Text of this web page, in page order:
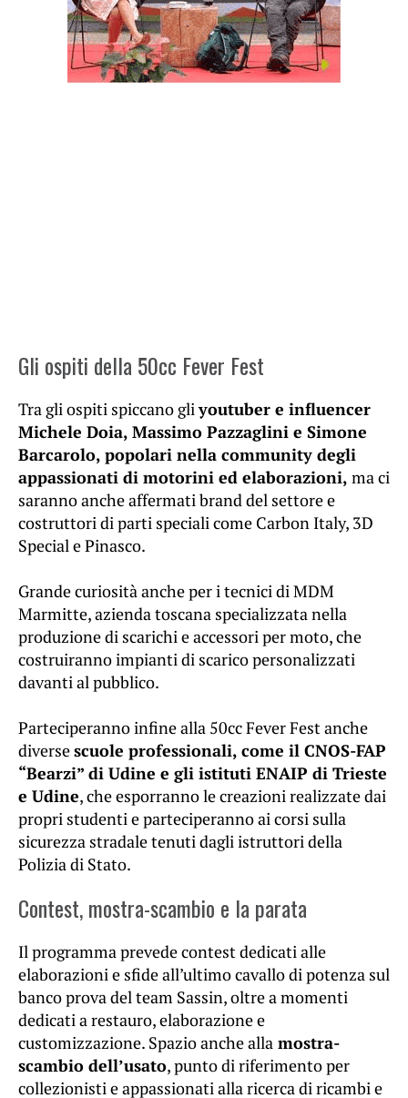
Gli ospiti della 50cc Fever Fest
Tra gli ospiti spiccano gliyoutuber e influencer
Michele Doia, Massimo Pazzaglini e Simone
Barcarolo, popolari nella community degli
appassionati di motorini ed elaborazioni, ma ci
saranno anche affermati brand del settore e
costruttori di parti speciali come Carbon Italy, 3D
Special e Pinasco.
Grande curiosità anche per i tecnici di MDM
Marmitte, azienda toscana specializzata nella
produzione di scarichi e accessori per moto, che
costruiranno impianti di scarico personalizzati
davanti al pubblico.
Parteciperanno infine alla 50cc Fever Fest anche
diversescuole professionali, come il CNOS-FAP
“Bearzi” di Udine e gli istituti ENAIP di Trieste
e Udine, che esporranno le creazioni realizzate dai
propri studenti e parteciperanno ai corsi sulla
sicurezza stradale tenuti dagli istruttori della
Polizia di Stato.
Contest, mostra-scambio e la parata
Il programma prevede contest dedicati alle
elaborazioni e sfide all’ultimo cavallo di potenza sul
banco prova del team Sassin, oltre a momenti
dedicati a restauro, elaborazione e
customizzazione. Spazio anche alla mostra-
scambio dell’usato, punto di riferimento per
collezionisti e appassionati alla ricerca di ricambi e